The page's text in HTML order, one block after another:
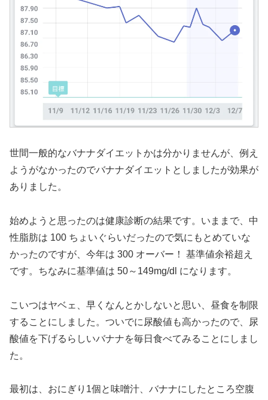
世間一般的なバナナダイエットかは分かりませんが、例え
ようがなかったのでバナナダイエットとしましたが効果が
ありました。
始めようと思ったのは健康診断の結果です。いままで、中
性脂肪は 100 ちょいぐらいだったので気にもとめていな
かったのですが、今年は 300 オーバー！ 基準値余裕超え
です。ちなみに基準値は 50～149mg/dl になります。
こいつはヤベェ、早くなんとかしないと思い、昼食を制限
することにしました。ついでに尿酸値も高かったので、尿
酸値を下げるらしいバナナを毎日食べてみることにしまし
た。
最初は、おにぎり1個と味噌汁、バナナにしたところ空腹